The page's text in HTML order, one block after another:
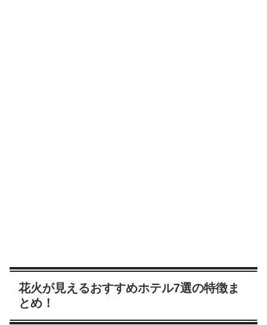
花火が見えるおすすめホテル7選の特徴ま
とめ！